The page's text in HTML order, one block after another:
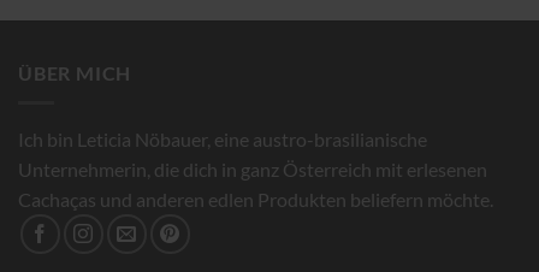
ÜBER MICH
Ich bin Leticia Nöbauer, eine austro-brasilianische
Unternehmerin, die dich in ganz Österreich mit erlesenen
Cachaças und anderen edlen Produkten beliefern möchte.